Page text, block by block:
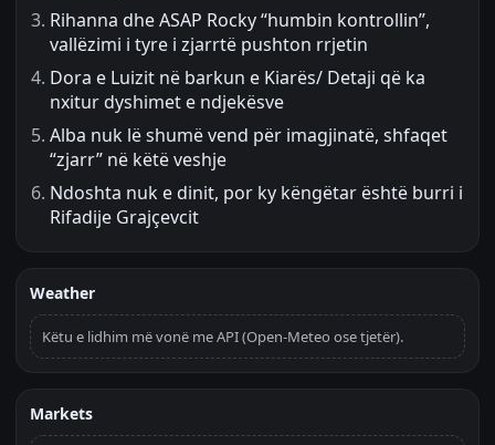
Rihanna dhe ASAP Rocky “humbin kontrollin”,
vallëzimi i tyre i zjarrtë pushton rrjetin
Dora e Luizit në barkun e Kiarës/ Detaji që ka
nxitur dyshimet e ndjekësve
Alba nuk lë shumë vend për imagjinatë, shfaqet
“zjarr” në këtë veshje
Ndoshta nuk e dinit, por ky këngëtar është burri i
Rifadije Grajçevcit
Weather
Këtu e lidhim më vonë me API (Open-Meteo ose tjetër).
Markets